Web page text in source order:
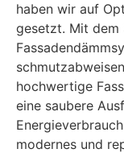
haben wir auf
gesetzt. Mit dem
hochwertige
eine saubere
modernes und